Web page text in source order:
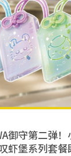
御守第二弹
虾堡系列套餐